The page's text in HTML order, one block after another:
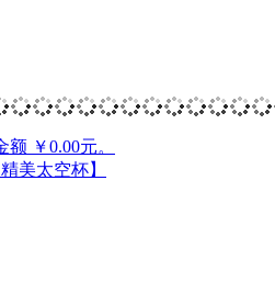
￥0.00元。
精美太空杯】